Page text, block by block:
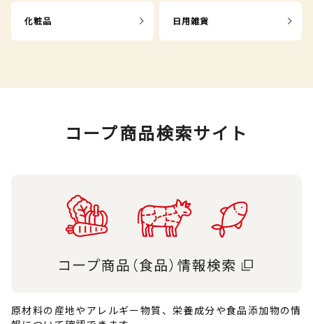
化粧品 日用雑貨
コープ商品検索サイト
原材料の産地やアレルギー物質、栄養成分や食品添加物の情